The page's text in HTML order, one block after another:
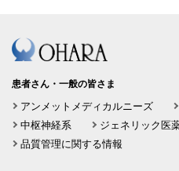
患者さん・一般の皆さま
アンメットメディカルニーズ
中枢神経系
ジェネリック医
品質管理に関する情報